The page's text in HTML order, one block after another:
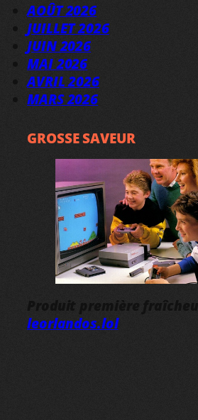
AOÛT 2026
JUILLET 2026
JUIN 2026
MAI 2026
AVRIL 2026
MARS 2026
GROSSE SAVEUR
Produit première
leorlandos.lol